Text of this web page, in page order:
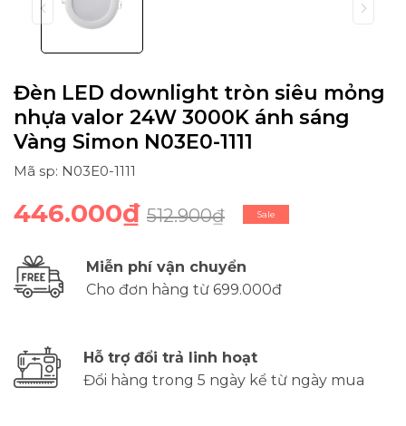
Đèn LED downlight tròn siêu mỏng
nhựa valor 24W 3000K ánh sáng
Vàng Simon N03E0-1111
Mã sp: N03E0-1111
446.000₫ 512.900₫ Sale
Miễn phí vận chuyển
Cho đơn hàng từ 699.000đ
Hỗ trợ đổi trả linh hoạt
Đổi hàng trong 5 ngày kể từ ngày mua